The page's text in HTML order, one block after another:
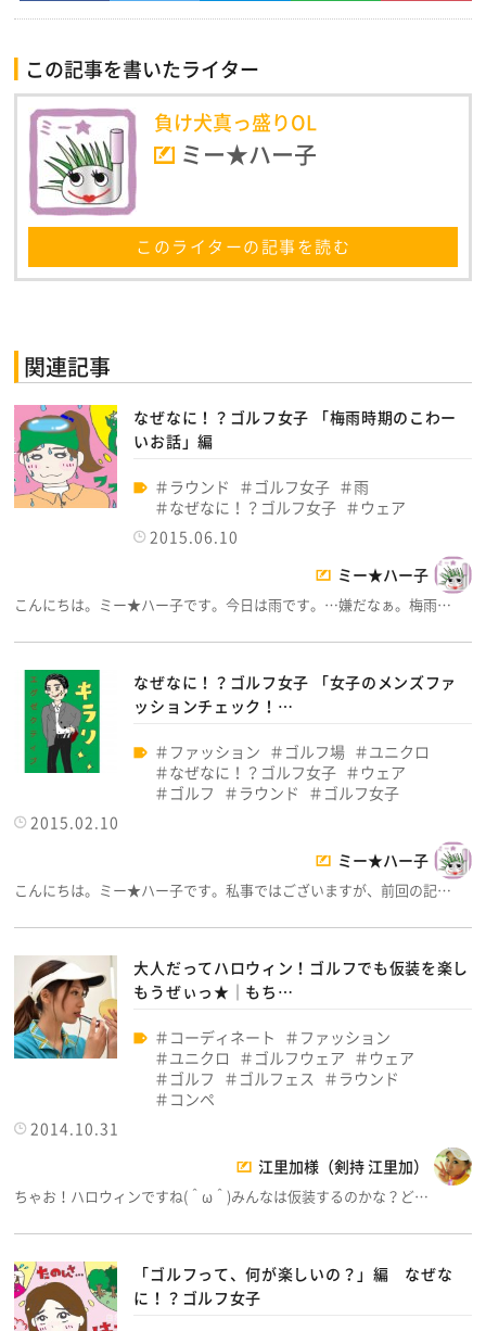
この記事を書いたライター
負け犬真っ盛りOL
ミー★ハー子
このライターの記事を読む
関連記事
なぜなに！？ゴルフ女子 「梅雨時期のこわー
いお話」編
ラウンド ゴルフ女子
雨
なぜなに！？ゴルフ女子
ウェア
2015.06.10
ミー★ハー子
こんにちは。ミー★ハー子です。今日は雨です。…嫌だなぁ。梅雨…
なぜなに！？ゴルフ女子 「女子のメンズファ
ッションチェック！…
ファッション ゴルフ場
ユニクロ
なぜなに！？ゴルフ女子
ウェア
ゴルフ
ラウンド
ゴルフ女子
2015.02.10
ミー★ハー子
こんにちは。ミー★ハー子です。私事ではございますが、前回の記…
大人だってハロウィン！ゴルフでも仮装を楽し
もうぜぃっ★│もち…
コーディネート
ファッション
ユニクロ
ゴルフウェア
ウェア
ゴルフ
ゴルフェス
ラウンド
コンペ
2014.10.31
江里加様（剣持 江里加）
ちゃお！ハロウィンですね(＾ω＾)みんなは仮装するのかな？ど…
「ゴルフって、何が楽しいの？」編 なぜな
に！？ゴルフ女子